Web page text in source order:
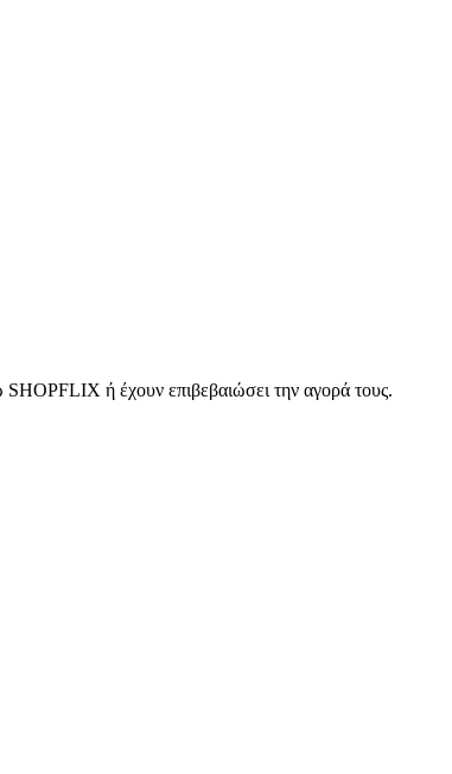
SHOPFLIX ή έχουν επιβεβαιώσει την αγορά τους.